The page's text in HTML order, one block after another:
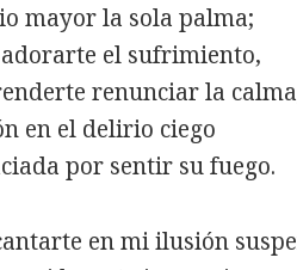
mayor la sola palma;
el sufrimiento,
renunciar la
en el delirio ciego
por sentir su fuego.
en mi ilusión